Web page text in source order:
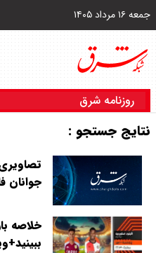
جمعه ۱۶ مرداد ۱۴۰۵
روزنامه شرق
نتایج جستجو :
جوانان
خلاصه